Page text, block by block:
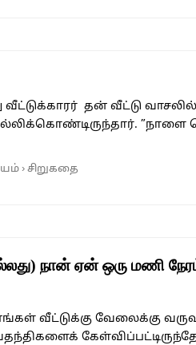
வீட்டுக்காரர் தன் வீட்டு வாசலில்
”நாளை
›சிறுகதை
நான் ஏன் ஒரு மணி
எங்கள் வீட்டுக்கு வேலைக்கு